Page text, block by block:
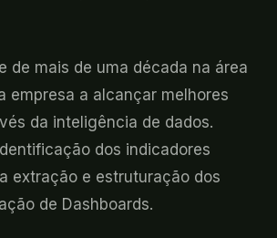
de mais de uma década na área
empresa a alcançar melhores
da inteligência de dados.
dos indicadores
extração e estruturação dos
de Dashboards.